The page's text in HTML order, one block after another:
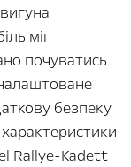
міг
почуватись
безпеку
Rallye-Kadett